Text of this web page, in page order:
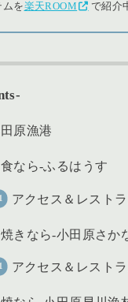
を楽天ROOM で紹介
原漁港
なら-ふるはうす
アクセス＆レスト
きなら-小田原さか
アクセス＆レスト